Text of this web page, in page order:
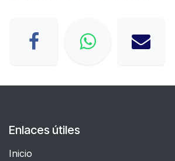
Enlaces útiles
Inicio